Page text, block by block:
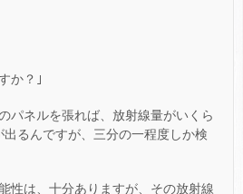
か？｣
パネルを張れば、放射線量がいくら
るんですが、三分の一程度しか検
性は、十分ありますが、その放射線